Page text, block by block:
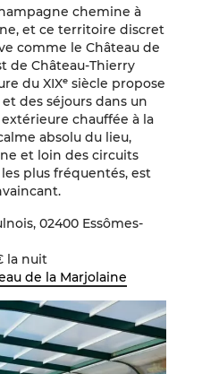
chemine à
et ce territoire discret
comme le Château de
de Château-Thierry
du XIXᵉ siècle propose
des séjours dans un
chauffée à la
absolu du lieu,
et loin des circuits
plus fréquentés, est
02400 Essômes-
la nuit
de la Marjolaine